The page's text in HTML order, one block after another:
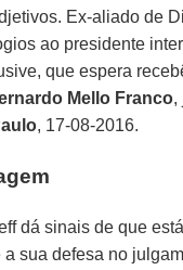
Ex-aliado de
ao presidente
que espera
Mello Franco,
, 17-08-2016.
dá sinais de que
a sua defesa no